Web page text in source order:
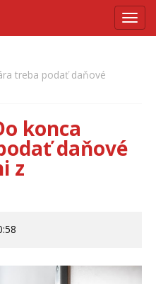
treba podať daňové
konca
daňové
z